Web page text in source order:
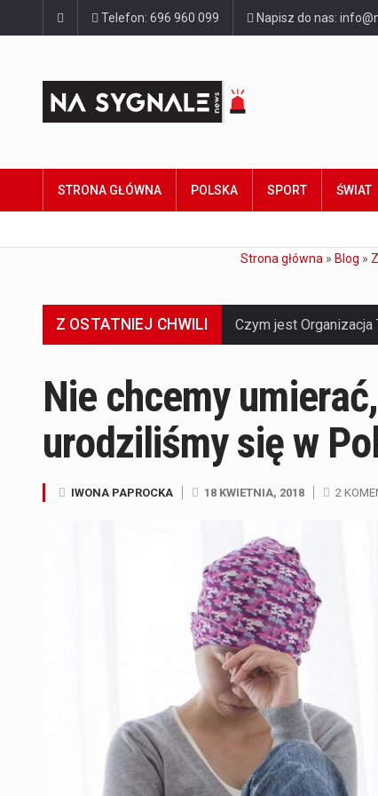
Telefon: 696 960 099 Napisz do nas:
STRONA GŁÓWNA POLSKA SPORT ŚWIAT
Strona główna » Blog »
Z OSTATNIEJ CHWILI
Nie chcemy
urodziliśmy się w
IWONA PAPROCKA 18 KWIETNIA, 2018 2